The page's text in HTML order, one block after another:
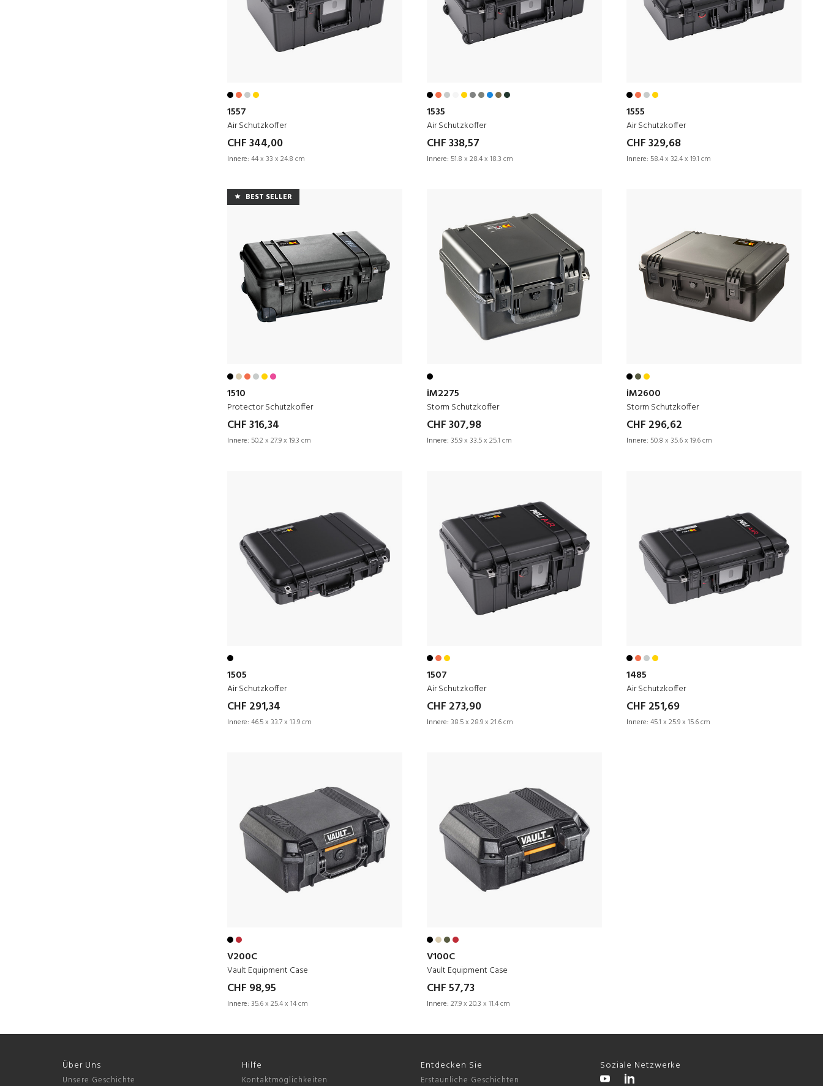
1557
Air Schutzkoffer
CHF 344,00
Innere: 44 x 33 x 24.8 cm
1535
Air Schutzkoffer
CHF 338,57
Innere: 51.8 x 28.4 x 18.3 cm
1555
Air Schutzkoffer
CHF 329,68
Innere: 58.4 x 32.4 x 19.1 cm
BEST SELLER
1510
Protector Schutzkoffer
CHF 316,34
Innere: 50.2 x 27.9 x 19.3 cm
iM2275
Storm Schutzkoffer
CHF 307,98
Innere: 35.9 x 33.5 x 25.1 cm
iM2600
Storm Schutzkoffer
CHF 296,62
Innere: 50.8 x 35.6 x 19.6 cm
1505
Air Schutzkoffer
CHF 291,34
Innere: 46.5 x 33.7 x 13.9 cm
1507
Air Schutzkoffer
CHF 273,90
Innere: 38.5 x 28.9 x 21.6 cm
1485
Air Schutzkoffer
CHF 251,69
Innere: 45.1 x 25.9 x 15.6 cm
V200C
Vault Equipment Case
CHF 98,95
Innere: 35.6 x 25.4 x 14 cm
V100C
Vault Equipment Case
CHF 57,73
Innere: 27.9 x 20.3 x 11.4 cm
Über Uns
Unsere Geschichte
Hilfe
Kontaktmöglichkeiten
Entdecken Sie
Erstaunliche Geschichten
Soziale Netzwerke